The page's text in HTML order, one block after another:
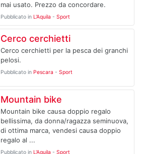
mai usato. Prezzo da concordare.
Pubblicato in L'Aquila - Sport
Cerco cerchietti
Cerco cerchietti per la pesca dei granchi
pelosi.
Pubblicato in Pescara - Sport
Mountain bike
Mountain bike causa doppio regalo
bellissima, da donna/ragazza seminuova,
di ottima marca, vendesi causa doppio
regalo al ...
Pubblicato in L'Aquila - Sport